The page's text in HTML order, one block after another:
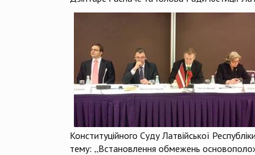
Конституційного Суду Латвійської
тему: „Встановлення обмежень